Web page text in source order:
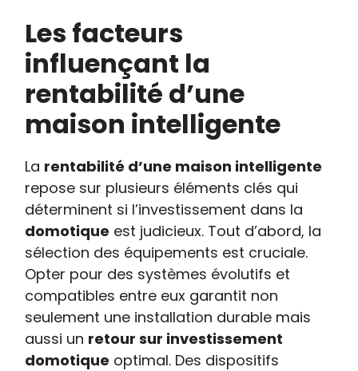
Les facteurs
influençant la
rentabilité d’une
maison intelligente
La rentabilité d’une maison intelligente
repose sur plusieurs éléments clés qui
déterminent si l’investissement dans la
domotique est judicieux. Tout d’abord, la
sélection des équipements est cruciale.
Opter pour des systèmes évolutifs et
compatibles entre eux garantit non
seulement une installation durable mais
aussi un retour sur investissement
domotique optimal. Des dispositifs